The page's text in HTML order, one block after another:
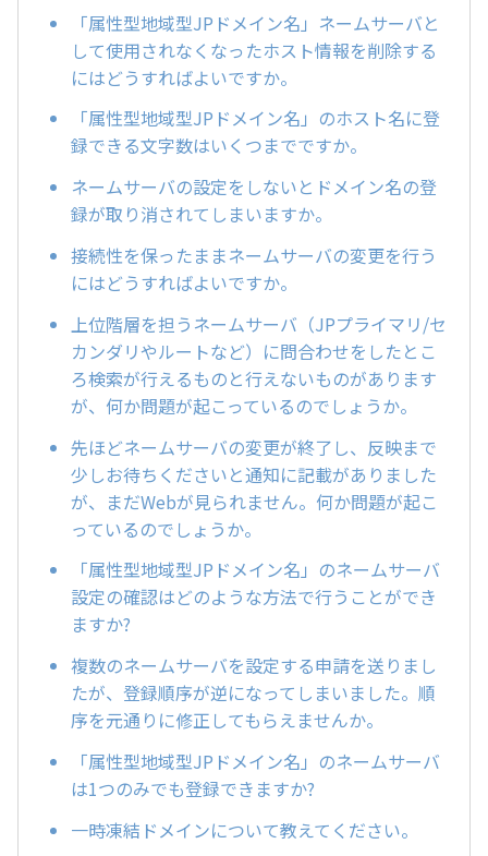
「属性型地域型JPドメイン名」ネームサーバと
して使用されなくなったホスト情報を削除する
にはどうすればよいですか。
「属性型地域型JPドメイン名」のホスト名に登
録できる文字数はいくつまでですか。
ネームサーバの設定をしないとドメイン名の登
録が取り消されてしまいますか。
接続性を保ったままネームサーバの変更を行う
にはどうすればよいですか。
上位階層を担うネームサーバ（JPプライマリ/セ
カンダリやルートなど）に問合わせをしたとこ
ろ検索が行えるものと行えないものがあります
が、何か問題が起こっているのでしょうか。
先ほどネームサーバの変更が終了し、反映まで
少しお待ちくださいと通知に記載がありました
が、まだWebが見られません。何か問題が起こ
っているのでしょうか。
「属性型地域型JPドメイン名」のネームサーバ
設定の確認はどのような方法で行うことができ
ますか?
複数のネームサーバを設定する申請を送りまし
たが、登録順序が逆になってしまいました。順
序を元通りに修正してもらえませんか。
「属性型地域型JPドメイン名」のネームサーバ
は1つのみでも登録できますか?
一時凍結ドメインについて教えてください。